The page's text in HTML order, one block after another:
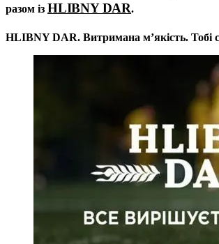
разом із HLIBNY DAR.
HLIBNY DAR. Витримана мʼякість. Тобі